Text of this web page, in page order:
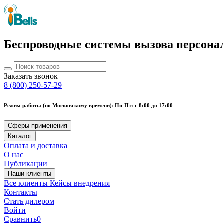
Беспроводные системы вызова
Заказать звонок
8 (800) 250-57-29
Режим работы (по Московскому времени): Пн-Пт: с 8:00 до 17:00
Сферы применения
Каталог
Оплата и доставка
О нас
Публикации
Наши клиенты
Все клиенты Кейсы внедрения
Контакты
Стать дилером
Войти
Сравнить0